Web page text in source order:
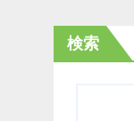
検索